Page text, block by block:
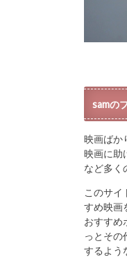
samの
映画ばか
映画に助
など多く
このサイ
すめ映画
おすすめ
っとその
するよう